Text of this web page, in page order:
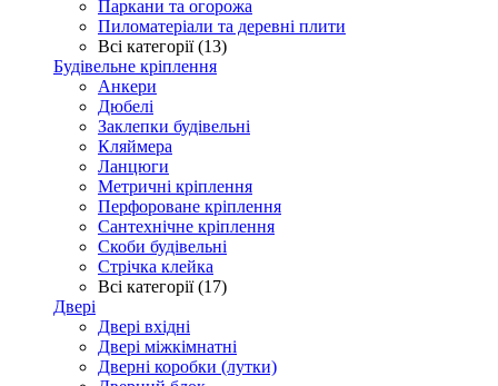
Паркани та огорожа
Пиломатеріали та деревні плити
Всі категорії (13)
Будівельне кріплення
Анкери
Дюбелі
Заклепки будівельні
Кляймера
Ланцюги
Метричні кріплення
Перфороване кріплення
Сантехнічне кріплення
Скоби будівельні
Стрічка клейка
Всі категорії (17)
Двері
Двері вхідні
Двері міжкімнатні
Дверні коробки (лутки)